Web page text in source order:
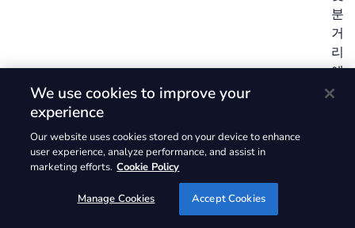
분
거
리
에
있
We use cookies to improve your
experience
Our website uses cookies stored on your device to enhance
user experience, analyze performance, and assist in
marketing efforts. Cookie Policy
Manage Cookies Accept Cookies